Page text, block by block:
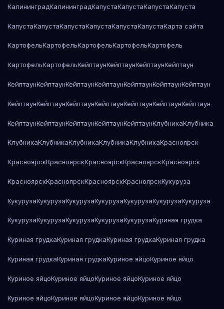
КалининградКалининградКапустаКапустаКапустаКапуста
КапустаКапустаКапустаКапустаКапустаКапустаКарта сайта
КартофельКартофельКартофельКартофельКартофель
КартофельКартофельКейптаунКейптаунКейптаунКейптаун
КейптаунКейптаунКейптаунКейптаунКейптаунКейптаунКейптаун
КейптаунКейптаунКейптаунКейптаунКейптаунКейптаунКейптаун
КейптаунКейптаунКейптаунКейптаунКейптаунКлубникаКлубника
КлубникаКлубникаКлубникаКлубникаКлубникаКрасноярск
КрасноярскКрасноярскКрасноярскКрасноярскКрасноярск
КрасноярскКрасноярскКрасноярскКрасноярскКукуруза
КукурузаКукурузаКукурузаКукурузаКукурузаКукурузаКукуруза
КукурузаКукурузаКукурузаКукурузаКукурузаКуриная грудка
Куриная грудкаКуриная грудкаКуриная грудкаКуриная грудка
Куриная грудкаКуриная грудкаКуриное яйцоКуриное яйцо
Куриное яйцоКуриное яйцоКуриное яйцоКуриное яйцо
Куриное яйцоКуриное яйцоКуриное яйцоКуриное яйцо